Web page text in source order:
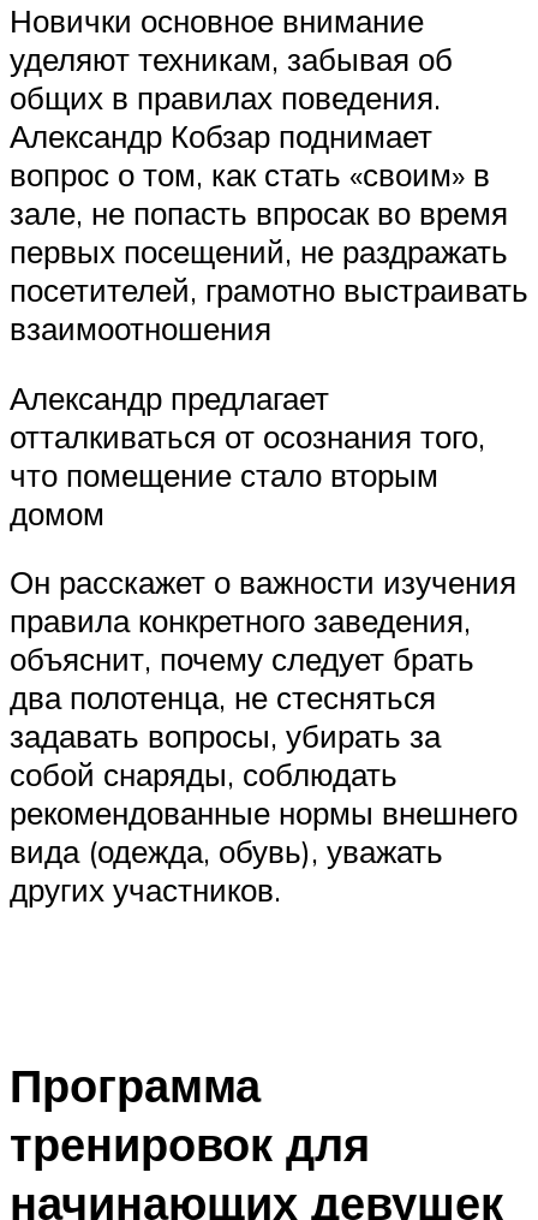
Новички основное внимание
уделяют техникам, забывая об
общих в правилах поведения.
Александр Кобзар поднимает
вопрос о том, как стать «своим» в
зале, не попасть впросак во время
первых посещений, не раздражать
посетителей, грамотно выстраивать
взаимоотношения
Александр предлагает
отталкиваться от осознания того,
что помещение стало вторым
домом
Он расскажет о важности изучения
правила конкретного заведения,
объяснит, почему следует брать
два полотенца, не стесняться
задавать вопросы, убирать за
собой снаряды, соблюдать
рекомендованные нормы внешнего
вида (одежда, обувь), уважать
других участников.
Программа
тренировок для
начинающих девушек